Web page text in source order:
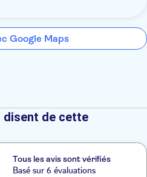
Google Maps
disent de cette
Tous les avis sont vérifiés
Basé sur 6 évaluations